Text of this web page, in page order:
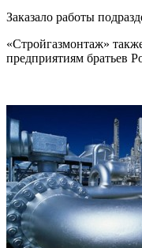
Заказало работы
«Стройгазмонтаж»
предприятиям братьев